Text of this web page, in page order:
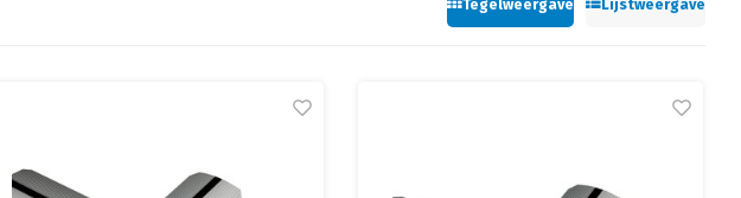
Tegelweergave Lijstweergave